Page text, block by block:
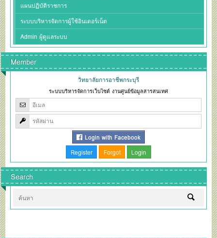
แผนปฏิบัติราชการ
ระบบบริหารจัดการผู้ใช้อินเตอร์เน็ต
Admin ผู้ดูแลระบบ
Member
วิทยาลัยการอาชีพกระบุรี
ระบบบริหารจัดการเว็บไซต์ งานศูนย์ข้อมูลสารสนเทศ
Login with Facebook
Search